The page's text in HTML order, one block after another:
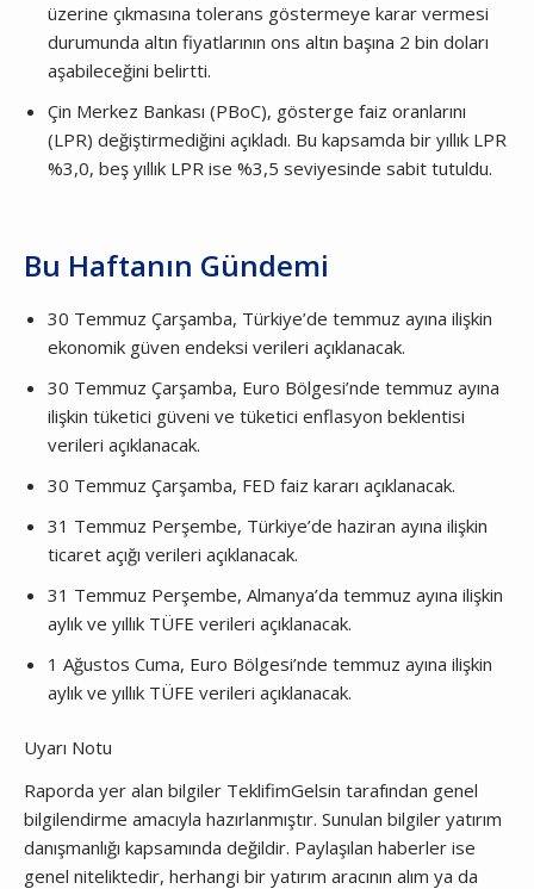
üzerine çıkmasına tolerans göstermeye karar vermesi
durumunda altın fiyatlarının ons altın başına 2 bin doları
aşabileceğini belirtti.
Çin Merkez Bankası (PBoC), gösterge faiz oranlarını
(LPR) değiştirmediğini açıkladı. Bu kapsamda bir yıllık LPR
%3,0, beş yıllık LPR ise %3,5 seviyesinde sabit tutuldu.
Bu Haftanın Gündemi
30 Temmuz Çarşamba, Türkiye’de temmuz ayına ilişkin
ekonomik güven endeksi verileri açıklanacak.
30 Temmuz Çarşamba, Euro Bölgesi’nde temmuz ayına
ilişkin tüketici güveni ve tüketici enflasyon beklentisi
verileri açıklanacak.
30 Temmuz Çarşamba, FED faiz kararı açıklanacak.
31 Temmuz Perşembe, Türkiye’de haziran ayına ilişkin
ticaret açığı verileri açıklanacak.
31 Temmuz Perşembe, Almanya’da temmuz ayına ilişkin
aylık ve yıllık TÜFE verileri açıklanacak.
1 Ağustos Cuma, Euro Bölgesi’nde temmuz ayına ilişkin
aylık ve yıllık TÜFE verileri açıklanacak.
Uyarı Notu
Raporda yer alan bilgiler TeklifimGelsin tarafından genel
bilgilendirme amacıyla hazırlanmıştır. Sunulan bilgiler yatırım
danışmanlığı kapsamında değildir. Paylaşılan haberler ise
genel niteliktedir, herhangi bir yatırım aracının alım ya da